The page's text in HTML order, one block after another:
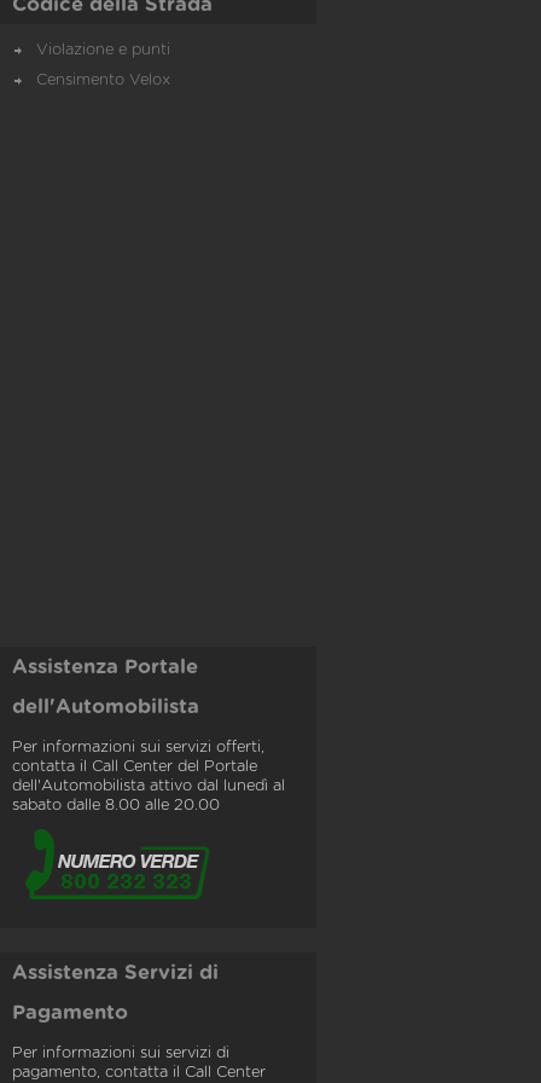
Codice della Strada
Violazione e punti
Censimento Velox
Assistenza Portale
dell'Automobilista
Per informazioni sui servizi offerti,
contatta il Call Center del Portale
dell'Automobilista attivo dal lunedì al
sabato dalle 8.00 alle 20.00
Assistenza Servizi di
Pagamento
Per informazioni sui servizi di
pagamento, contatta il Call Center